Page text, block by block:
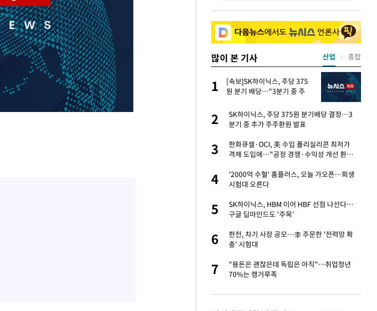
많이 본 기사
1
"서장훈, 28억에 산 서초 건물
450억에 매물로"
"여군 지원 막힌 UDT 훈련 직접 해봤습니
1
[속보]SK하이닉스, 주당 375
원 분기 배당…"3분기 중 주
2
SK하이닉스, 주당 375원 분기배당 결정…3
분기 중 추가 주주환원 발표
3
한화큐셀·OCI, 美 수입 폴리실리콘 최저가
격제 도입에…"공정 경쟁·수익성 개선 환
4
'2000억 수혈' 홈플러스, 오늘 가오픈…회생
시험대 오른다
5
SK하이닉스, HBM 이어 HBF 선점 나선다…
구글 딥마인드도 '주목'
6
한전, 차기 사장 공모…李 주문한 '전력망 확
충' 시험대
7
"용돈은 괜찮은데 독립은 아직"…취업청년
70%는 캥거루족
산업 종합